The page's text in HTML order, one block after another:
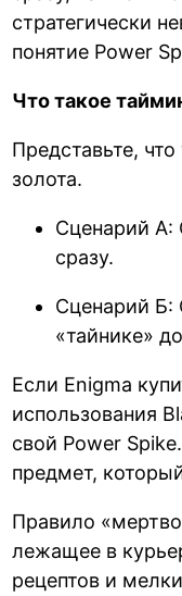
стратегически
понятие Power
Что такое
Представьте,
золота.
Сценарий А:
сразу.
Сценарий Б:
«тайнике»
Если Enigma
использования
свой Power
предмет,
Правило
лежащее в
рецептов и